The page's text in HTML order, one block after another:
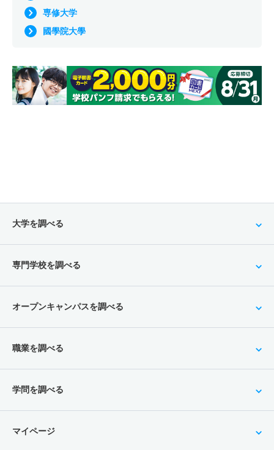
専修大学
國學院大學
大学を調べる
専門学校を調べる
オープンキャンパスを調べる
職業を調べる
学問を調べる
マイページ